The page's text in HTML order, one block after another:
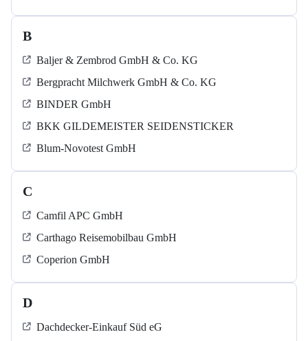
B
Baljer & Zembrod GmbH & Co. KG
Bergpracht Milchwerk GmbH & Co. KG
BINDER GmbH
BKK GILDEMEISTER SEIDENSTICKER
Blum-Novotest GmbH
C
Camfil APC GmbH
Carthago Reisemobilbau GmbH
Coperion GmbH
D
Dachdecker-Einkauf Süd eG